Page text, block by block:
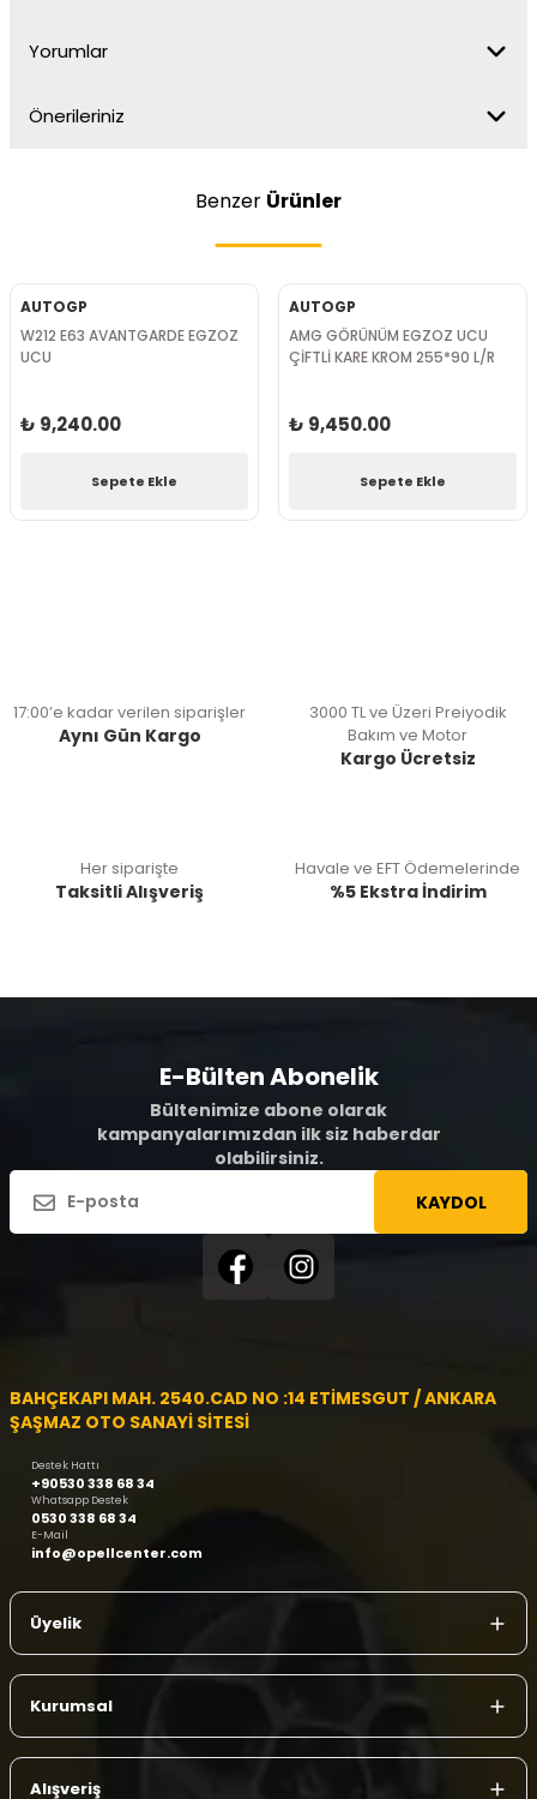
Yorumlar
Önerileriniz
Benzer Ürünler
AUTOGP
W212 E63 AVANTGARDE EGZOZ
UCU
₺ 9,240.00
Sepete Ekle
AUTOGP
AMG GÖRÜNÜM EGZOZ UCU
ÇİFTLİ KARE KROM 255*90 L/R
₺ 9,450.00
Sepete Ekle
17:00’e kadar verilen siparişler
Aynı Gün Kargo
3000 TL ve Üzeri Preiyodik
Bakım ve Motor
Kargo Ücretsiz
Her siparişte
Taksitli Alışveriş
Havale ve EFT Ödemelerinde
%5 Ekstra İndirim
E-Bülten Abonelik
Bültenimize abone olarak
kampanyalarımızdan ilk siz haberdar
olabilirsiniz.
KAYDOL
BAHÇEKAPI MAH. 2540.CAD NO :14 ETİMESGUT / ANKARA
ŞAŞMAZ OTO SANAYİ SİTESİ
Destek Hattı
+90530 338 68 34
Whatsapp Destek
0530 338 68 34
E-Mail
info@opellcenter.com
Üyelik
Kurumsal
Alışveriş